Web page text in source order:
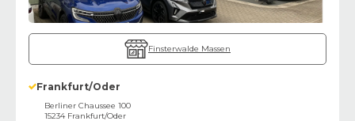
Finsterwalde Massen
Frankfurt/Oder
Berliner Chaussee 100
15234 Frankfurt/Oder